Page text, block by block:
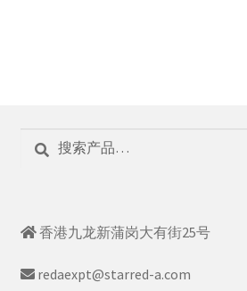
索：
香港九龙新蒲岗大有街25号
redaexpt@starred-a.com